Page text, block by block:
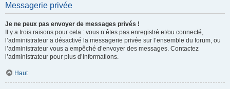
Messagerie privée
Je ne peux pas envoyer de messages privés !
Il y a trois raisons pour cela : vous n’êtes pas enregistré et/ou connecté,
l’administrateur a désactivé la messagerie privée sur l’ensemble du forum, ou
l’administrateur vous a empêché d’envoyer des messages. Contactez
l’administrateur pour plus d’informations.
Haut